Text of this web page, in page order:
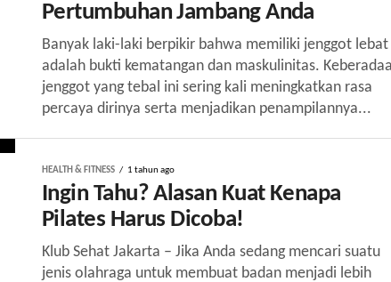
Pertumbuhan Jambang Anda
Banyak laki-laki berpikir bahwa memiliki jenggot lebat
adalah bukti kematangan dan maskulinitas.
jenggot yang tebal ini sering kali meningkatkan rasa
percaya dirinya serta menjadikan penampilannya...
HEALTH & FITNESS 1 tahun ago
Ingin Tahu? Alasan Kuat Kenapa
Pilates Harus Dicoba!
Klub Sehat Jakarta – Jika Anda sedang mencari suatu
jenis olahraga untuk membuat badan menjadi lebih